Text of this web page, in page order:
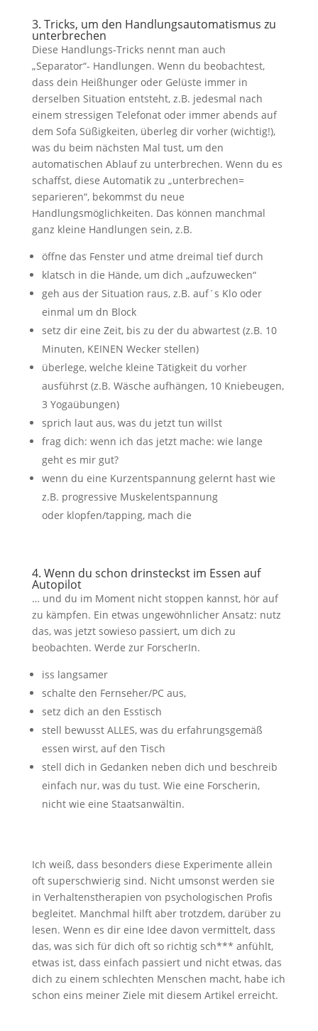
3. Tricks, um den Handlungsautomatismus zu
unterbrechen
Diese Handlungs-Tricks nennt man auch
„Separator“- Handlungen. Wenn du beobachtest,
dass dein Heißhunger oder Gelüste immer in
derselben Situation entsteht, z.B. jedesmal nach
einem stressigen Telefonat oder immer abends auf
dem Sofa Süßigkeiten, überleg dir vorher (wichtig!),
was du beim nächsten Mal tust, um den
automatischen Ablauf zu unterbrechen. Wenn du es
schaffst, diese Automatik zu „unterbrechen=
separieren“, bekommst du neue
Handlungsmöglichkeiten. Das können manchmal
ganz kleine Handlungen sein, z.B.
öffne das Fenster und atme dreimal tief durch
klatsch in die Hände, um dich „aufzuwecken“
geh aus der Situation raus, z.B. auf´s Klo oder
einmal um dn Block
setz dir eine Zeit, bis zu der du abwartest (z.B. 10
Minuten, KEINEN Wecker stellen)
überlege, welche kleine Tätigkeit du vorher
ausführst (z.B. Wäsche aufhängen, 10 Kniebeugen,
3 Yogaübungen)
sprich laut aus, was du jetzt tun willst
frag dich: wenn ich das jetzt mache: wie lange
geht es mir gut?
wenn du eine Kurzentspannung gelernt hast wie
z.B. progressive Muskelentspannung
oder klopfen/tapping, mach die
4. Wenn du schon drinsteckst im Essen auf
Autopilot
… und du im Moment nicht stoppen kannst, hör auf
zu kämpfen. Ein etwas ungewöhnlicher Ansatz: nutz
das, was jetzt sowieso passiert, um dich zu
beobachten. Werde zur ForscherIn.
iss langsamer
schalte den Fernseher/PC aus,
setz dich an den Esstisch
stell bewusst ALLES, was du erfahrungsgemäß
essen wirst, auf den Tisch
stell dich in Gedanken neben dich und beschreib
einfach nur, was du tust. Wie eine Forscherin,
nicht wie eine Staatsanwältin.
Ich weiß, dass besonders diese Experimente allein
oft superschwierig sind. Nicht umsonst werden sie
in Verhaltenstherapien von psychologischen Profis
begleitet. Manchmal hilft aber trotzdem, darüber zu
lesen. Wenn es dir eine Idee davon vermittelt, dass
das, was sich für dich oft so richtig sch*** anfühlt,
etwas ist, dass einfach passiert und nicht etwas, das
dich zu einem schlechten Menschen macht, habe ich
schon eins meiner Ziele mit diesem Artikel erreicht.